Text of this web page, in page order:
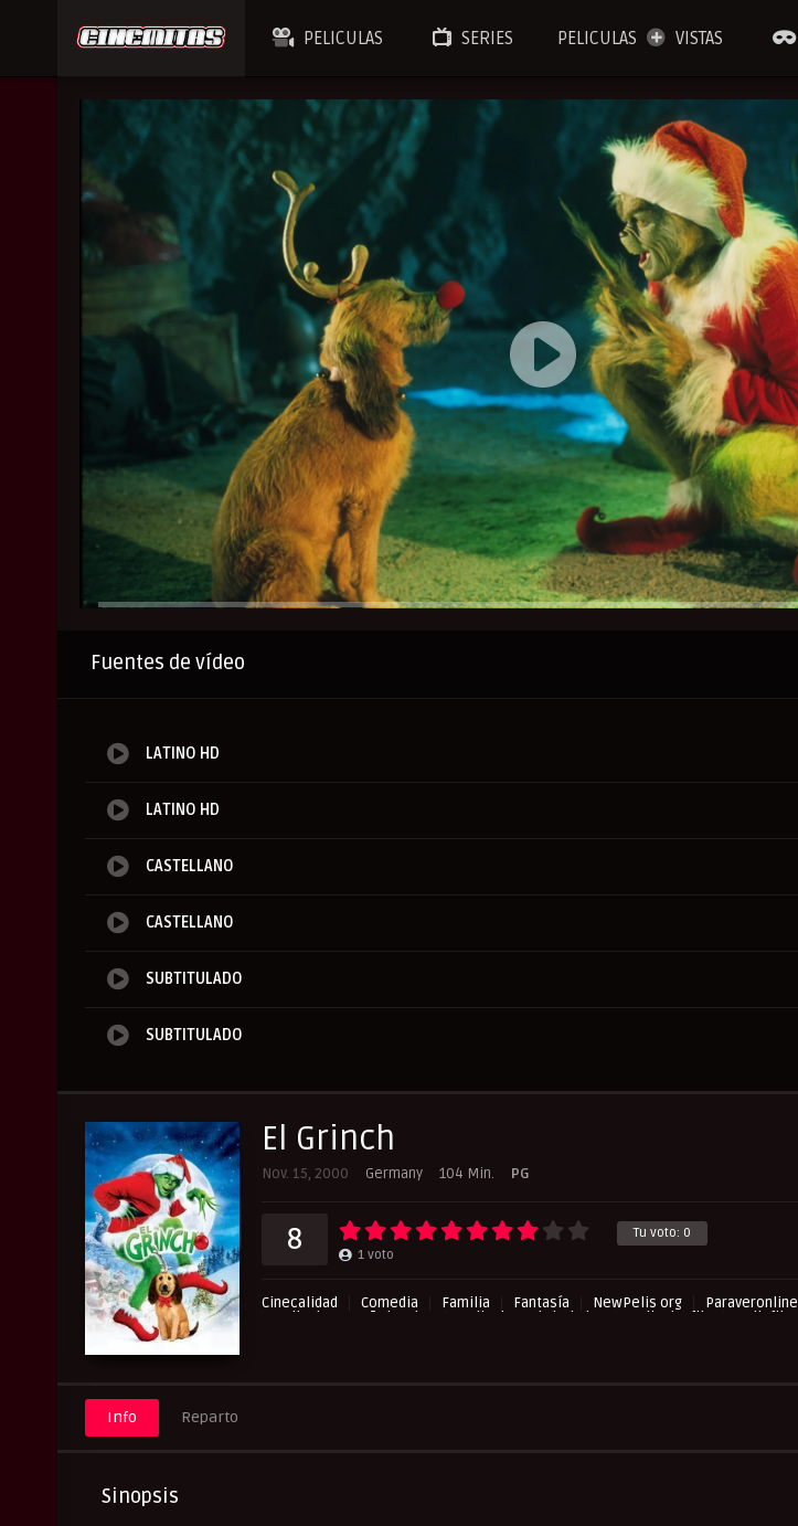
PELICULAS SERIES PELICULAS VISTAS
Fuentes de vídeo
LATINO HD
LATINO HD
CASTELLANO
CASTELLANO
SUBTITULADO
SUBTITULADO
El Grinch
Nov. 15, 2000 Germany 104 Min. PG
Tu voto: 0
8 1 voto
Cinecalidad Comedia Familia Fantasía NewPelis org Paraveronline
Peliculas Español Latino
Peliculas Subtituladas Peliculasflix Pelisflix
Info Reparto
Sinopsis